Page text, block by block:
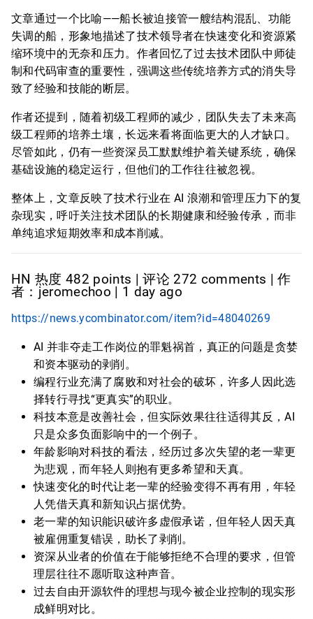
文章通过一个比喻——船长被迫接管一艘结构混乱、功能
失调的船，形象地描述了技术领导者在快速变化和资源紧
缩环境中的无奈和压力。作者回忆了过去技术团队中师徒
制和代码审查的重要性，强调这些传统培养方式的消失导
致了经验和技能的断层。
作者还提到，随着初级工程师的减少，团队失去了未来高
级工程师的培养土壤，长远来看将面临更大的人才缺口。
尽管如此，仍有一些资深员工默默维护着关键系统，确保
基础设施的稳定运行，但他们的工作往往被忽视。
整体上，文章反映了技术行业在 AI 浪潮和管理压力下的复
杂现实，呼吁关注技术团队的长期健康和经验传承，而非
单纯追求短期效率和成本削减。
HN 热度 482 points | 评论 272 comments | 作
者：jeromechoo | 1 day ago
https://news.ycombinator.com/item?id=48040269
AI 并非夺走工作岗位的罪魁祸首，真正的问题是贪婪
和资本驱动的剥削。
编程行业充满了腐败和对社会的破坏，许多人因此选
择转行寻找“更真实”的职业。
科技本意是改善社会，但实际效果往往适得其反，AI
只是众多负面影响中的一个例子。
年龄影响对科技的看法，经历过多次失望的老一辈更
为悲观，而年轻人则抱有更多希望和天真。
快速变化的时代让老一辈的经验变得不再有用，年轻
人凭借天真和新知识占据优势。
老一辈的知识能识破许多虚假承诺，但年轻人因天真
被雇佣重复错误，助长了剥削。
资深从业者的价值在于能够拒绝不合理的要求，但管
理层往往不愿听取这种声音。
过去自由开源软件的理想与现今被企业控制的现实形
成鲜明对比。